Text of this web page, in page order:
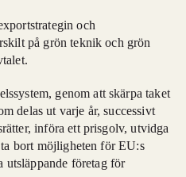
och
på grön teknik och grön
genom att skärpa taket
delas ut varje år, successivt
införa ett prisgolv, utvidga
bort möjligheten för EU:s
utsläppande företag för